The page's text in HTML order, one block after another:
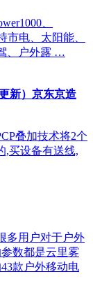
、
市电、太阳能、
、户外露 …
新）京东京造
叠加技术将2个
,买设备有送线,
多用户对于户外
数都是云里雾
款户外移动电